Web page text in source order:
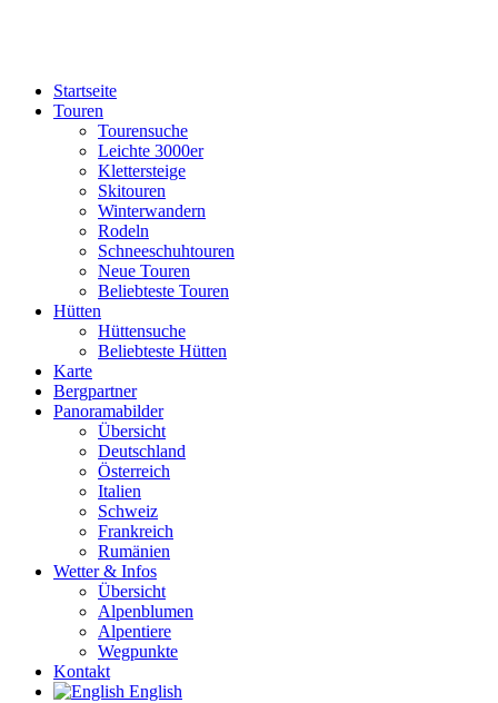
Startseite
Touren
Tourensuche
Leichte 3000er
Klettersteige
Skitouren
Winterwandern
Rodeln
Schneeschuhtouren
Neue Touren
Beliebteste Touren
Hütten
Hüttensuche
Beliebteste Hütten
Karte
Bergpartner
Panoramabilder
Übersicht
Deutschland
Österreich
Italien
Schweiz
Frankreich
Rumänien
Wetter & Infos
Übersicht
Alpenblumen
Alpentiere
Wegpunkte
Kontakt
English